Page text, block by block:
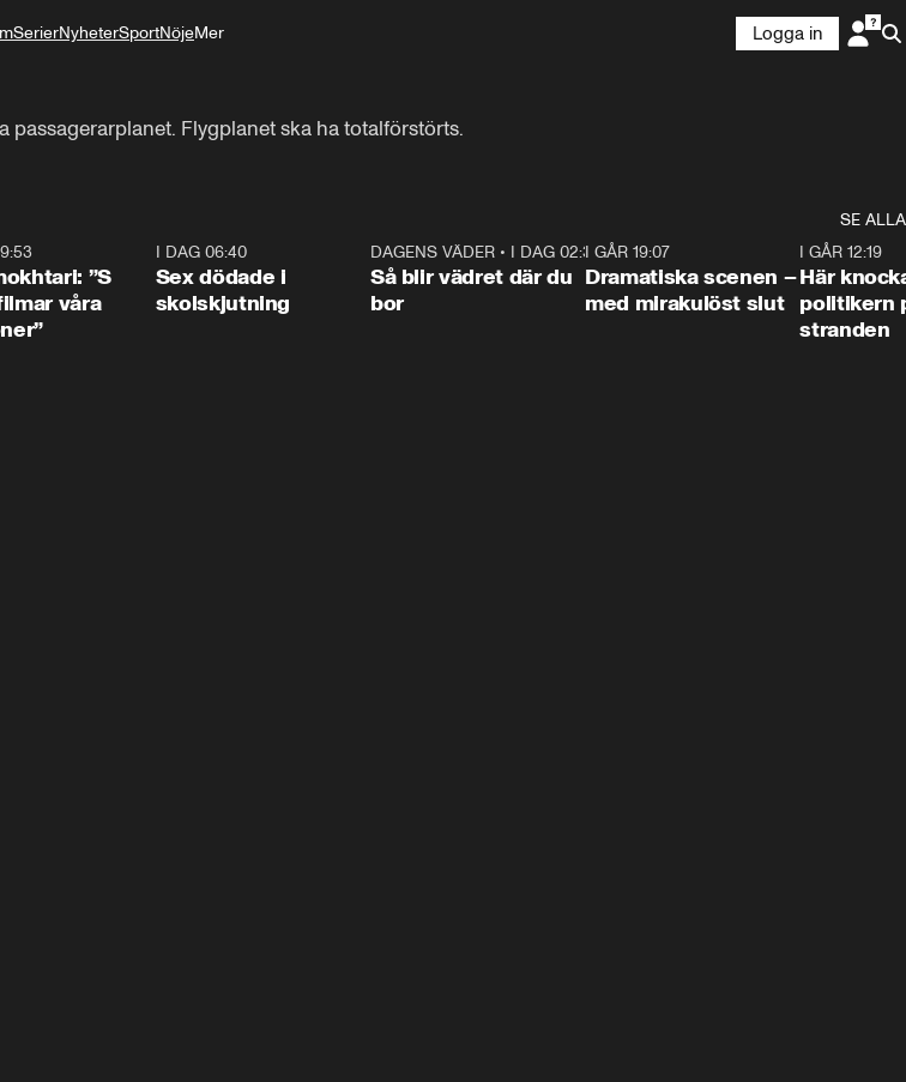
SerierNyheterSportNöjeMer
Logga in
Flygplanet ska ha totalförstörts.
SE ALLA
”S
våra
I DAG 06:40
Sex dödade i
skolskjutning
1:06
DAGENS VÄDER• I DAG 02:30
Så blir vädret där du
bor
I GÅR 19:07
Dramatiska scenen –
med mirakulöst slut
I GÅR 12:19
Här
politikern
stranden